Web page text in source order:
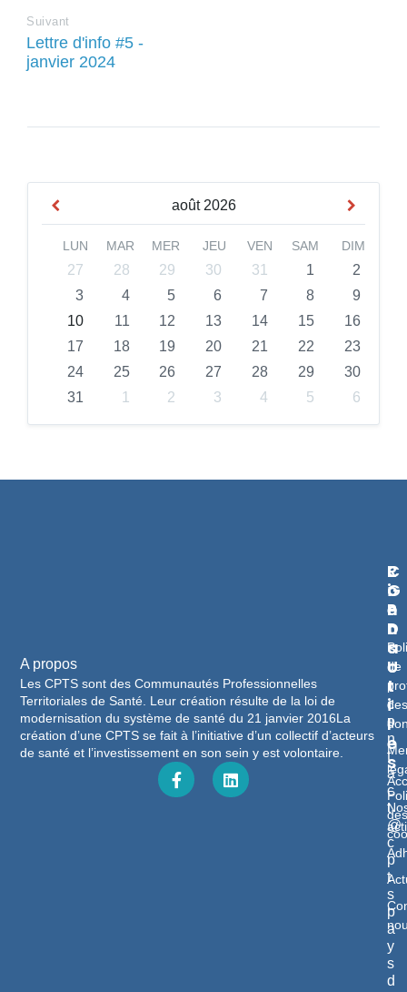
Suivant
Lettre d'info #5 -
janvier 2024
août2026
LUN MAR MER JEU VEN SAM DIM
27 28 29 30 31 1
2
3
4 5 6 7 8
9
10
11 12 13 14 15
16
17
18 19 20 21 22
23
24
25 26 27 28 29
30
31
1 2 3 4 5 6
A propos
Les CPTS sont des Communautés Professionnelles
Territoriales de Santé. Leur création résulte de la loi de
modernisation du système de santé du 21 janvier 2016La
création d’une CPTS se fait à l’initiative d’un collectif d’acteurs
de santé et l’investissement en son sein y est volontaire.
L
I
E
N
S
U
T
I
L
E
S
R
G
P
D
de
des
des
C
O
N
T
A
C
T
c
o
n
t
a
c
t
@
c
p
t
s
p
a
y
s
d